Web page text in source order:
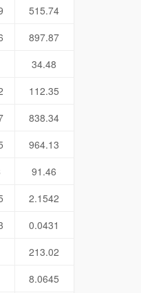
515.74
897.87
34.48
112.35
838.34
964.13
91.46
2.1542
0.0431
213.02
8.0645